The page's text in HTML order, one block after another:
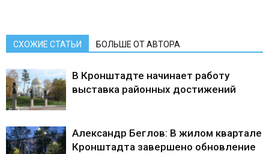
СХОЖИЕ СТАТЬИ БОЛЬШЕ ОТ АВТОРА
В Кронштадте начинает работу
выставка районных достижений
Александр Беглов: В жилом квартале
Кронштадта завершено обновление